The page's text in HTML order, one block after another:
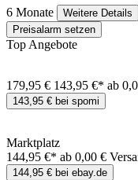
6 Monate
Weitere Details
Preisalarm setzen
Top Angebote
179,95 € 143,95 €* ab
143,95 € bei spomi
Marktplatz
144,95 €* ab 0,00 €
144,95 € bei ebay.de